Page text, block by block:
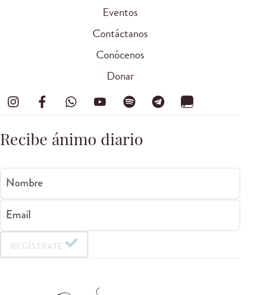
Eventos
Contáctanos
Conócenos
Donar
Recibe ánimo diario
Nombre
Email
REGÍSTRATE